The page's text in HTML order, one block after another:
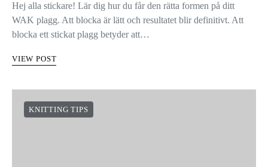
Hej alla stickare! Lär dig hur du får den rätta formen på ditt
WAK plagg. Att blocka är lätt och resultatet blir definitivt. Att
blocka ett stickat plagg betyder att…
VIEW POST
KNITTING TIPS